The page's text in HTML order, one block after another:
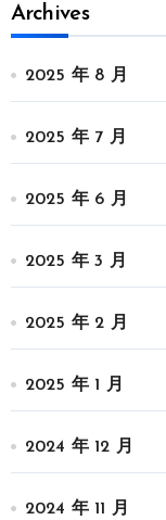
Archives
2025 年 8 月
2025 年 7 月
2025 年 6 月
2025 年 3 月
2025 年 2 月
2025 年 1 月
2024 年 12 月
2024 年 11 月